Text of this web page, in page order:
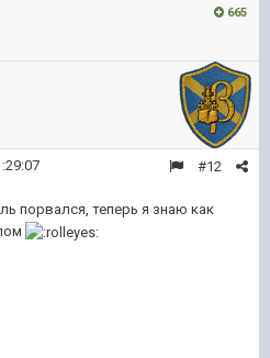
665
#12
порвался, теперь я знаю как